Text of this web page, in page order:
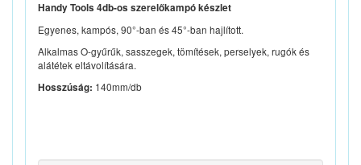
Handy Tools 4db-os szerelőkampó készlet
Egyenes, kampós, 90°-ban és 45°-ban hajlított.
Alkalmas O-gyűrűk, sasszegek, tömítések, perselyek, rugók és
alátétek eltávolítására.
Hosszúság: 140mm/db